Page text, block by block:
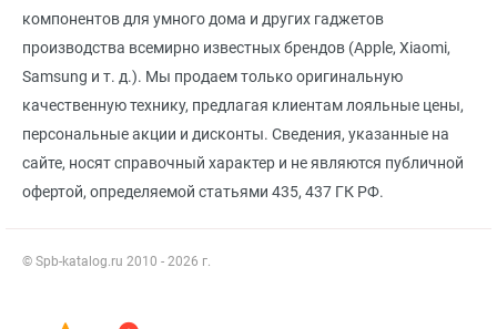
компонентов для умного дома и других гаджетов
производства всемирно известных брендов (Apple, Xiaomi,
Samsung и т. д.). Мы продаем только оригинальную
качественную технику, предлагая клиентам лояльные цены,
персональные акции и дисконты. Сведения, указанные на
сайте, носят справочный характер и не являются публичной
офертой, определяемой статьями 435, 437 ГК РФ.
© Spb-katalog.ru 2010 - 2026 г.